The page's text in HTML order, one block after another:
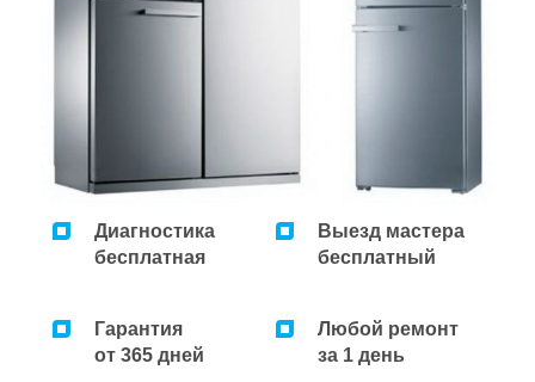
Диагностика
бесплатная
Выезд мастера
бесплатный
Гарантия
от 365 дней
Любой ремонт
за 1 день